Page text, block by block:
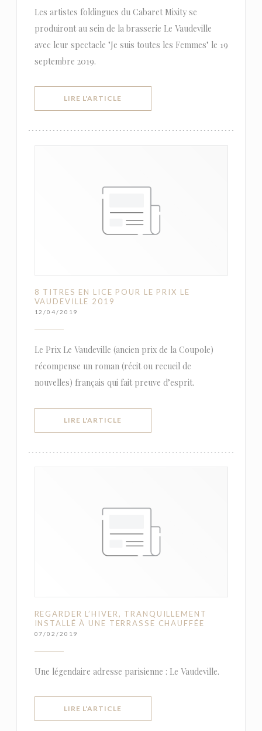
Les artistes foldingues du Cabaret Mixity se
produiront au sein de la brasserie Le Vaudeville
avec leur spectacle "Je suis toutes les Femmes" le 19
septembre 2019.
LIRE L'ARTICLE
8 TITRES EN LICE POUR LE PRIX LE
VAUDEVILLE 2019
12/04/2019
Le Prix Le Vaudeville (ancien prix de la Coupole)
récompense un roman (récit ou recueil de
nouvelles) français qui fait preuve d’esprit.
LIRE L'ARTICLE
REGARDER L’HIVER, TRANQUILLEMENT
INSTALLÉ À UNE TERRASSE CHAUFFÉE
07/02/2019
Une légendaire adresse parisienne : Le Vaudeville.
LIRE L'ARTICLE